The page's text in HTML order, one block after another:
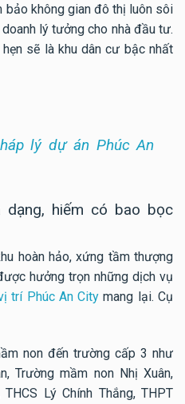
không gian đô thị luôn sôi
lý tưởng cho nhà đầu tư.
sẽ là khu dân cư bậc nhất
lý dự án Phúc An
dạng, hiếm có bao bọc
hoàn hảo, xứng tầm thượng
hưởng trọn những dịch vụ
trí Phúc An City mang lại. Cụ
non đến trường cấp 3 như
Trường mầm non Nhị Xuân,
Lý Chính Thắng, THPT